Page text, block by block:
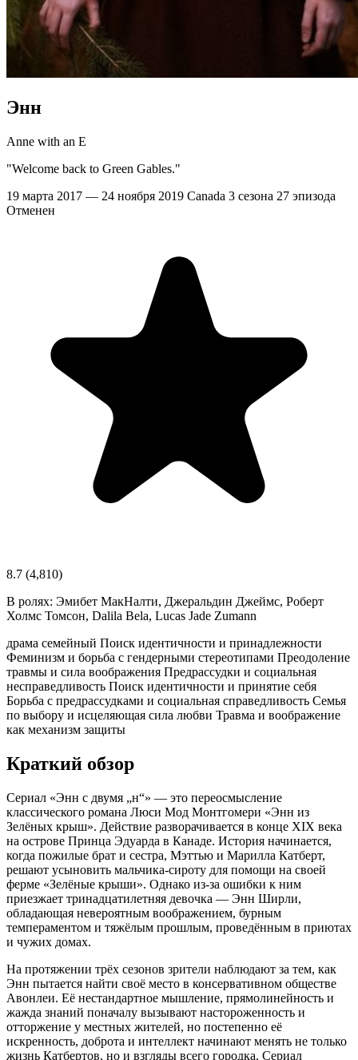
Энн
Anne with an E
"Welcome back to Green Gables."
19 марта 2017 — 24 ноября 2019 Canada 3 сезона 27 эпизода
Отменен
8.7 (4,810)
В ролях: Эмибет МакНалти, Джеральдин Джеймс, Роберт
Холмс Томсон, Dalila Bela, Lucas Jade Zumann
драма семейный Поиск идентичности и принадлежности
Феминизм и борьба с гендерными стереотипами Преодоление
травмы и сила воображения Предрассудки и социальная
несправедливость Поиск идентичности и принятие себя
Борьба с предрассудками и социальная справедливость Семья
по выбору и исцеляющая сила любви Травма и воображение
как механизм защиты
Краткий обзор
Сериал «Энн с двумя „н“» — это переосмысление
классического романа Люси Мод Монтгомери «Энн из
Зелёных крыш». Действие разворачивается в конце XIX века
на острове Принца Эдуарда в Канаде. История начинается,
когда пожилые брат и сестра, Мэттью и Марилла Катберт,
решают усыновить мальчика-сироту для помощи на своей
ферме «Зелёные крыши». Однако из-за ошибки к ним
приезжает тринадцатилетняя девочка — Энн Ширли,
обладающая невероятным воображением, бурным
темпераментом и тяжёлым прошлым, проведённым в приютах
и чужих домах.
На протяжении трёх сезонов зрители наблюдают за тем, как
Энн пытается найти своё место в консервативном обществе
Авонлеи. Её нестандартное мышление, прямолинейность и
жажда знаний поначалу вызывают настороженность и
отторжение у местных жителей, но постепенно её
искренность, доброта и интеллект начинают менять не только
жизнь Катбертов, но и взгляды всего городка. Сериал